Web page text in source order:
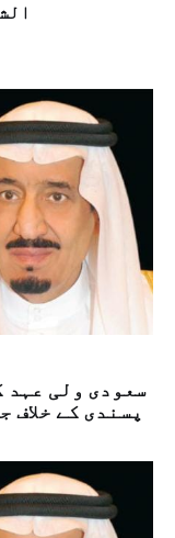
سعودی ولی عہد
پسندی کے خلاف